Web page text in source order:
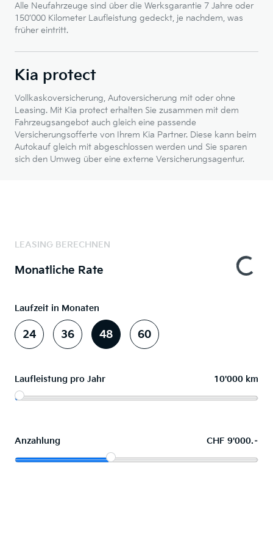
Alle Neufahrzeuge sind über die Werksgarantie 7 Jahre oder
150’000 Kilometer Laufleistung gedeckt, je nachdem, was
früher eintritt.
Kia protect
Vollkaskoversicherung, Autoversicherung mit oder ohne
Leasing. Mit Kia protect erhalten Sie zusammen mit dem
Fahrzeugsangebot auch gleich eine passende
Versicherungsofferte von Ihrem Kia Partner. Diese kann beim
Autokauf gleich mit abgeschlossen werden und Sie sparen
sich den Umweg über eine externe Versicherungsagentur.
LEASING BERECHNEN
Monatliche Rate
Laufzeit in Monaten
24 36 48 60
Laufleistung pro Jahr 10'000 km
Anzahlung CHF 9'000.–